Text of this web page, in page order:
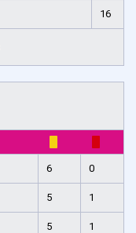
16
6 0
5 1
5 1